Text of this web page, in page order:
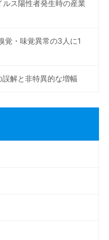
ス陽性者発生時の産業
覚・味覚異常の3人に1
解と非特異的な増幅